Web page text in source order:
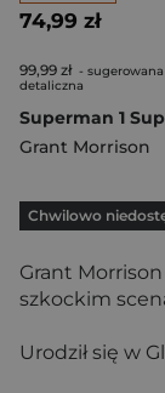
74,99 zł
99,99 zł -
detaliczna
Grant Morrison
Chwilowo
Grant
szkockim
Urodził się w